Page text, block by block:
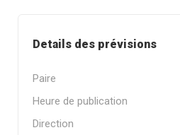
Details des prévisions
Paire
Heure de publication
Direction